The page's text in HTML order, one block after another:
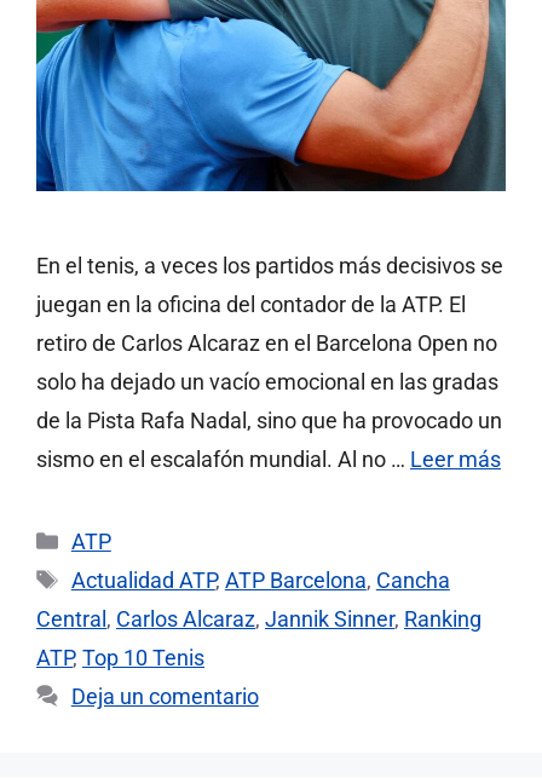
En el tenis, a veces los partidos más decisivos se
juegan en la oficina del contador de la ATP. El
retiro de Carlos Alcaraz en el Barcelona Open no
solo ha dejado un vacío emocional en las gradas
de la Pista Rafa Nadal, sino que ha provocado un
sismo en el escalafón mundial. Al no … Leer más
Categorías
ATP
Etiquetas
Actualidad ATP, ATP Barcelona, Cancha
Central, Carlos Alcaraz, Jannik Sinner, Ranking
ATP, Top 10 Tenis
Deja un comentario